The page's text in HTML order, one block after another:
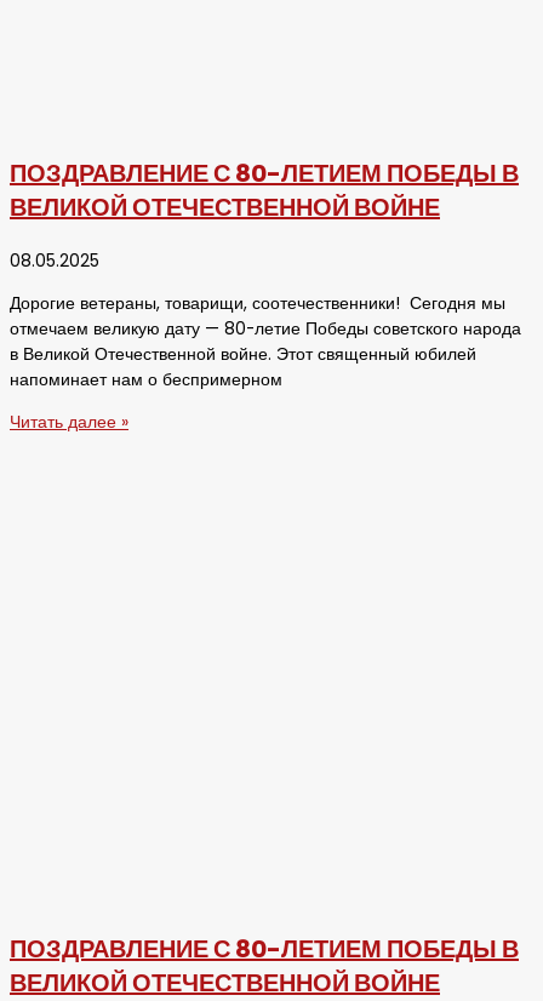
ПОЗДРАВЛЕНИЕ С 80-ЛЕТИЕМ ПОБЕДЫ В
ВЕЛИКОЙ ОТЕЧЕСТВЕННОЙ ВОЙНЕ
08.05.2025
Дорогие ветераны, товарищи, соотечественники! Сегодня мы
отмечаем великую дату — 80-летие Победы советского народа
в Великой Отечественной войне. Этот священный юбилей
напоминает нам о беспримерном
Читать далее »
ПОЗДРАВЛЕНИЕ С 80-ЛЕТИЕМ ПОБЕДЫ В
ВЕЛИКОЙ ОТЕЧЕСТВЕННОЙ ВОЙНЕ